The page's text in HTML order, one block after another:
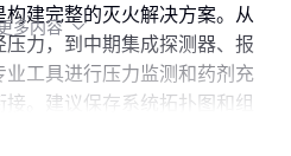
建完整的灭火解决方案。从
力，到中期集成探测器、报
工具进行压力监测和药剂充
。建议保存系统拓扑图和组
多内容 